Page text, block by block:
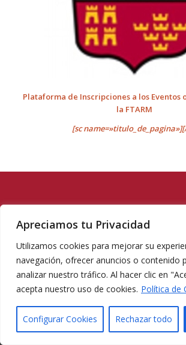
Apreciamos tu Privacidad
Utilizamos cookies para mejorar su
navegación, ofrecer anuncios o contenido
analizar nuestro tráfico. Al hacer clic en
acepta nuestro uso de cookies. Política de
Configurar Cookies Rechazar todo
Plataforma de Inscripciones a los Eventos
la FTARM
[sc
© Copyright -Federacion de tiro con arco Region
COMPETICIONES REGLAMENTACIÓN